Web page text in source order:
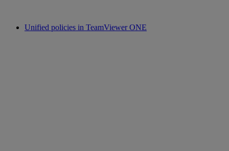
Unified policies in TeamViewer ONE